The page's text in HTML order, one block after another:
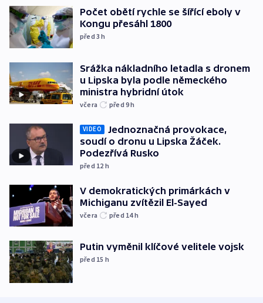
Počet obětí rychle se šířící eboly v
Kongu přesáhl 1800
před 3h
Srážka nákladního letadla s dronem
u Lipska byla podle německého
ministra hybridní útok
včera před 9h
VIDEO
Jednoznačná provokace,
soudí o dronu u Lipska Žáček.
Podezřívá Rusko
před 12 h
V demokratických primárkách v
Michiganu zvítězil El-Sayed
včera před 14h
Putin vyměnil klíčové velitele vojsk
před 15 h